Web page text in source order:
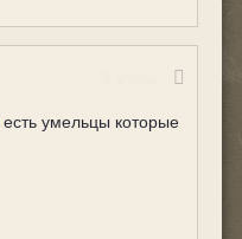
есть умельцы которые